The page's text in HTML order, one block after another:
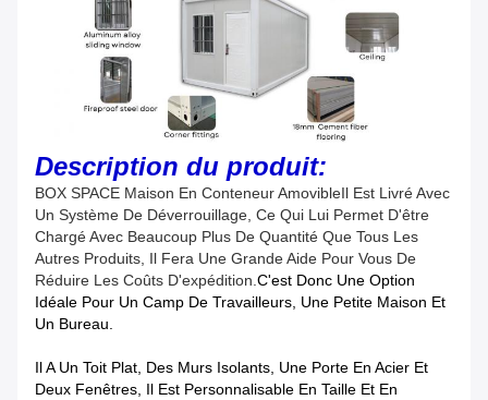
Description du produit:
BOX SPACE Maison En Conteneur AmovibleIl Est Livré Avec
Un Système De Déverrouillage, Ce Qui Lui Permet D'être
Chargé Avec Beaucoup Plus De Quantité Que Tous Les
Autres Produits, Il Fera Une Grande Aide Pour Vous De
Réduire Les Coûts D'expédition. C'est Donc Une Option
Idéale Pour Un Camp De Travailleurs, Une Petite Maison Et
Un Bureau.
Il A Un Toit Plat, Des Murs Isolants, Une Porte En Acier Et
Deux Fenêtres, Il Est Personnalisable En Taille Et En